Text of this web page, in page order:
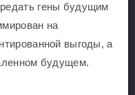
гены будущим
на
выгоды, а
будущем.